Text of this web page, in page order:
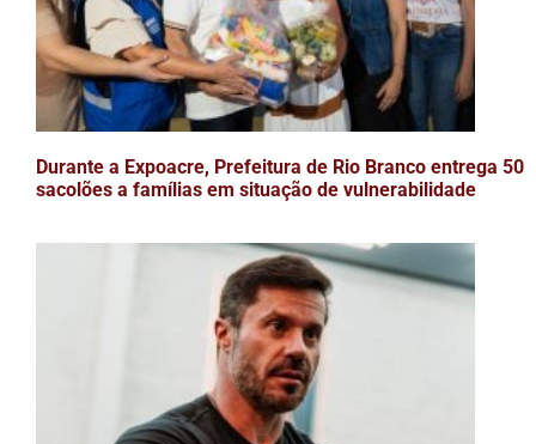
Durante a Expoacre, Prefeitura de Rio Branco entrega 50
sacolões a famílias em situação de vulnerabilidade